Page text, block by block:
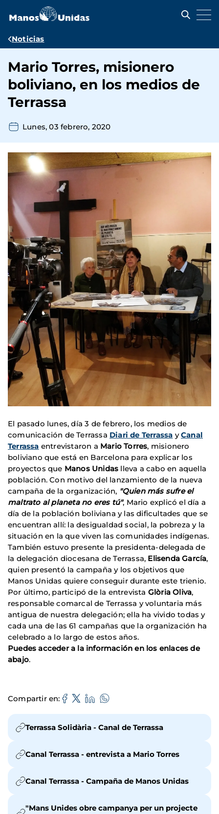
contenido
Ruta
navegación
Noticias
Mario Torres, misionero
boliviano, en los medios de
Terrassa
Lunes, 03 febrero, 2020
El pasado lunes, día 3 de febrero, los medios de
comunicación de Terrassa Diari de Terrassa yCanal
Terrassa entrevistaron a Mario Torres, misionero
boliviano que está en Barcelona para explicar los
proyectos que Manos Unidas lleva a cabo en aquella
población. Con motivo del lanzamiento de la nueva
campaña de la organización, "Quien más sufre el
maltrato al planeta no eres tú", Mario explicó el día a
día de la población boliviana y las dificultades que se
encuentran allí: la desigualdad social, la pobreza y la
situación en la que viven las comunidades indígenas.
También estuvo presente la presidenta-delegada de
la delegación diocesana de Terrassa, Elisenda García,
quien presentó la campaña y los objetivos que
Manos Unidas quiere conseguir durante este trienio.
Por último, participó de la entrevista Glòria Oliva,
responsable comarcal de Terrassa y voluntaria más
antigua de nuestra delegación; ella ha vivido todas y
cada una de las 61 campañas que la organización ha
celebrado a lo largo de estos años.
Puedes acceder a la información en los enlaces de
abajo.
Compartir en
Terrassa Solidària - Canal de Terrassa
Canal Terrassa - entrevista a Mario Torres
Canal Terrassa - Campaña de Manos Unidas
"Mans Unides obre campanya per un projecte